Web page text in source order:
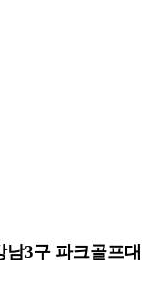
3구 파크골프대